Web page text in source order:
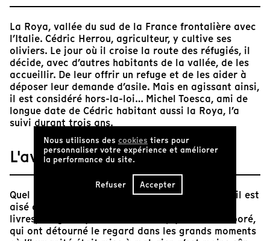
La Roya, vallée du sud de la France frontalière avec
l’Italie. Cédric Herrou, agriculteur, y cultive ses
oliviers. Le jour où il croise la route des réfugiés, il
décide, avec d’autres habitants de la vallée, de les
accueillir. De leur offrir un refuge et de les aider à
déposer leur demande d’asile. Mais en agissant ainsi,
il est considéré hors-la-loi… Michel Toesca, ami de
longue date de Cédric habitant aussi la Roya, l’a
suivi durant trois ans.
L'avis de Tënk
Quel rôle jouons-nous dans l’Histoire ? Alors qu’il est
aisé de regarder de haut a posteriori, dans les
livres, les gens qui ont été lâches, qui ont collaboré,
qui ont détourné le regard dans les grands moments
Nous utilisons des cookies tiers pour
personnaliser votre expérience et améliorer
la performance du site.
Refuser Accepter